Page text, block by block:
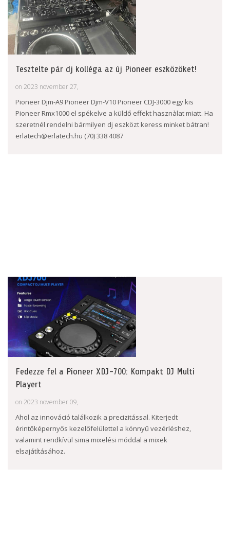
Tesztelte pár dj kolléga az új Pioneer eszközöket!
on 2023 november 27,
Pioneer Djm-A9 Pioneer Djm-V10 Pioneer CDJ-3000 egy kis
Pioneer Rmx1000 el spékelve a küldő effekt hasznàlat miatt. Ha
szeretnél rendelni bármilyen dj eszközt keress minket bátran!
erlatech@erlatech.hu (70) 338 4087
Fedezze fel a Pioneer XDJ-700: Kompakt DJ Multi
Playert
on 2023 november 09,
Ahol az innováció találkozik a precizitással. Kiterjedt
érintőképernyős kezelőfelülettel a könnyű vezérléshez,
valamint rendkívül sima mixelési móddal a mixek
elsajátításához.